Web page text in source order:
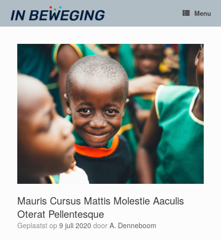
naar
Menu
Mauris Cursus Mattis Molestie Aaculis
Oterat Pellentesque
Geplaatst op 9 juli 2020 door A. Denneboom